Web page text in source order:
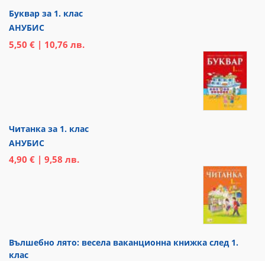
Буквар за 1. клас
АНУБИС
5,50 € | 10,76 лв.
Читанка за 1. клас
АНУБИС
4,90 € | 9,58 лв.
Вълшебно лято: весела ваканционна книжка след 1.
клас